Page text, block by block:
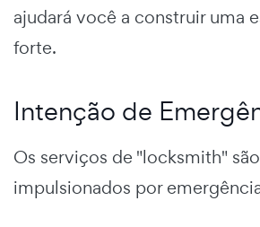
ajudará você a construir uma
forte.
Intenção de
Os serviços de "locksmith"
impulsionados por